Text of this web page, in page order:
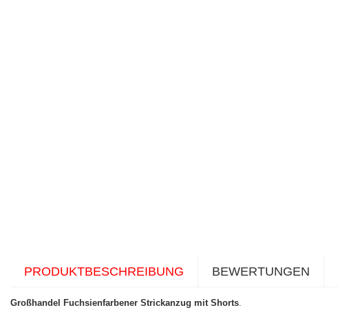
PRODUKTBESCHREIBUNG BEWERTUNGEN
Großhandel Fuchsienfarbener Strickanzug mit Shorts.